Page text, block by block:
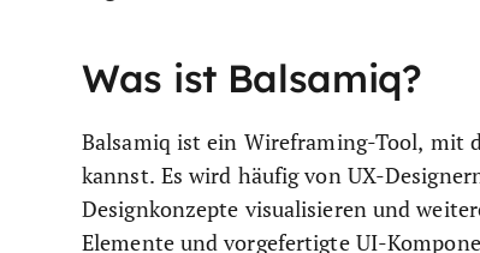
Was ist Balsamiq?
Balsamiq ist ein Wireframing-Tool, mit
kannst. Es wird häufig von UX-
Designkonzepte visualisieren und
Elemente und vorgefertigte UI-